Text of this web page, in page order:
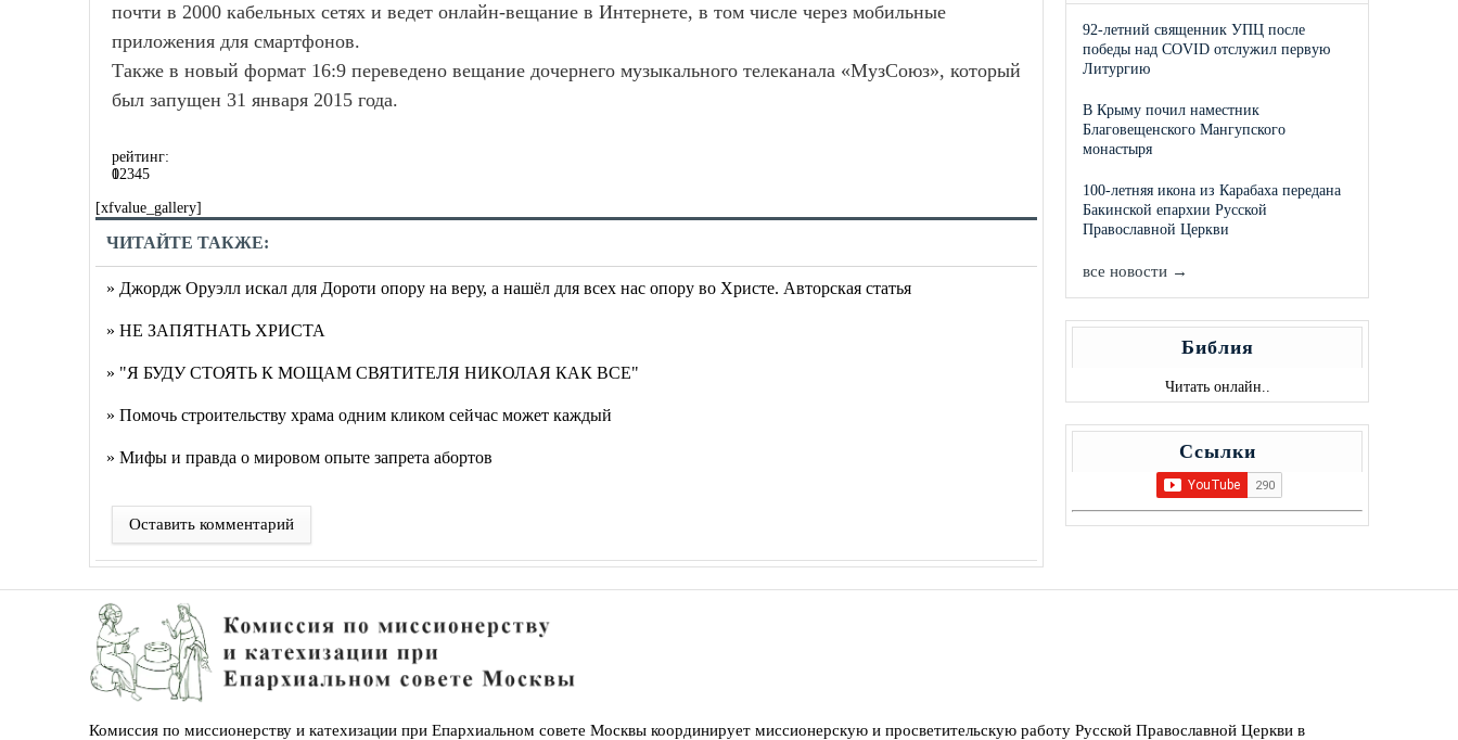
почти в 2000 кабельных сетях и ведет онлайн-вещание в Интернете, в том числе через мобильные
приложения для смартфонов.
Также в новый формат 16:9 переведено вещание дочернего музыкального телеканала «МузСоюз», который
был запущен 31 января 2015 года.
рейтинг:
0
12345
[xfvalue_gallery]
ЧИТАЙТЕ ТАКЖЕ:
» Джордж Оруэлл искал для Дороти опору на веру, а нашёл для всех нас опору во Христе. Авторская статья
» НЕ ЗАПЯТНАТЬ ХРИСТА
» "Я БУДУ СТОЯТЬ К МОЩАМ СВЯТИТЕЛЯ НИКОЛАЯ КАК ВСЕ"
» Помочь строительству храма одним кликом сейчас может каждый
» Мифы и правда о мировом опыте запрета абортов
Оставить комментарий
92-летний священник УПЦ после
победы над COVID отслужил первую
Литургию
В Крыму почил наместник
Благовещенского Мангупского
монастыря
100-летняя икона из Карабаха передана
Бакинской епархии Русской
Православной Церкви
все новости →
Библия
Читать онлайн..
Ссылки
Комиссия по миссионерству и катехизации при Епархиальном совете Москвы координирует миссионерскую и просветительскую работу Русской Православной Церкви в